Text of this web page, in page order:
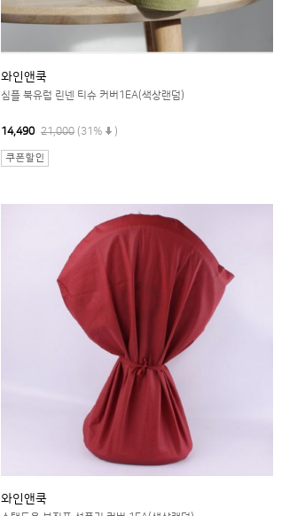
와인앤쿡
심플 북유럽 린넨 티슈 커버1EA(색상랜덤)
14,490 21,000 (31% )
와인앤쿡